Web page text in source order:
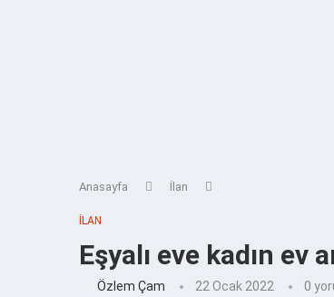
Anasayfa İlan
İLAN
Eşyalı eve kadın ev
Özlem Çam 22 Ocak 2022 0